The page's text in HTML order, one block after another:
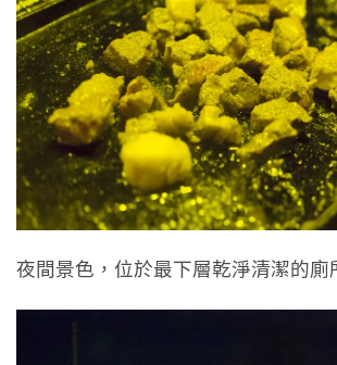
夜間景色，位於最下層乾淨清潔的廁